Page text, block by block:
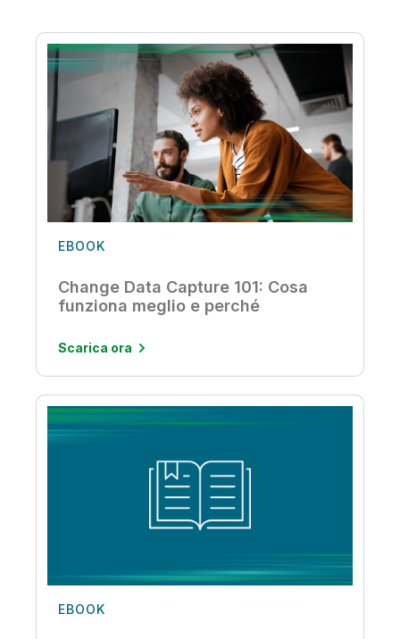
EBOOK
Change Data Capture 101: Cosa
funziona meglio e perché
Scarica ora
EBOOK